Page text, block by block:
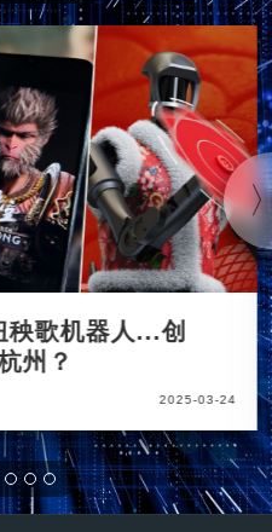
歌机器人...创
州？
2025-03-24